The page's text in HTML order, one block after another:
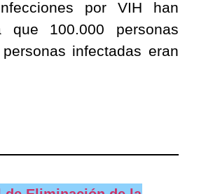
por VIH han
100.000 personas
infectadas eran